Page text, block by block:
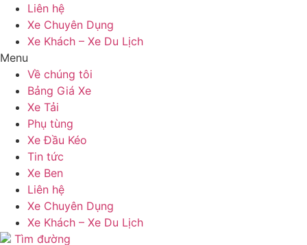
Liên hệ
Xe Chuyên Dụng
Xe Khách – Xe Du Lịch
Menu
Về chúng tôi
Bảng Giá Xe
Xe Tải
Phụ tùng
Xe Đầu Kéo
Tin tức
Xe Ben
Liên hệ
Xe Chuyên Dụng
Xe Khách – Xe Du Lịch
Tìm đường